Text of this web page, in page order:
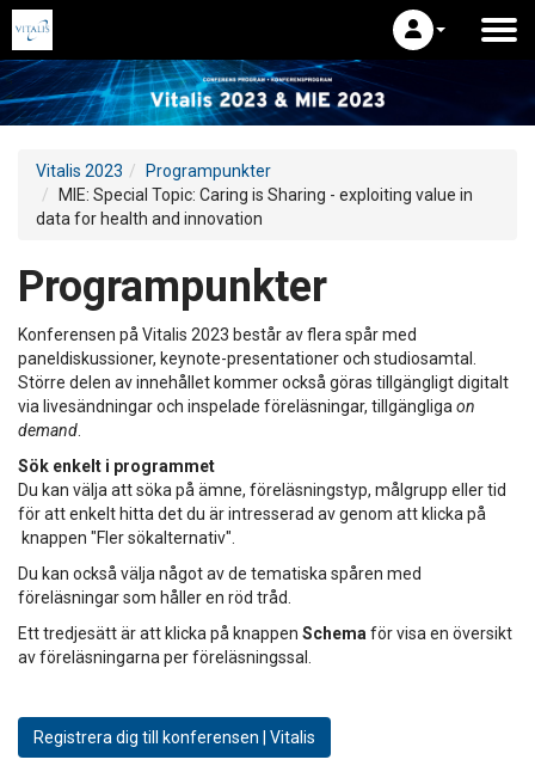
Vitalis 2023
Programpunkter
MIE: Special Topic: Caring is Sharing - exploiting value in
data for health and innovation
Programpunkter
Konferensen på Vitalis 2023 består av flera spår med
paneldiskussioner, keynote-presentationer och studiosamtal.
Större delen av innehållet kommer också göras tillgängligt digitalt
via livesändningar och inspelade föreläsningar, tillgängliga on
demand
Sök enkelt i programmet
Du kan välja att söka på ämne, föreläsningstyp, målgrupp eller tid
för att enkelt hitta det du är intresserad av genom att klicka på
knappen "Fler sökalternativ".
Du kan också välja något av de tematiska spåren med
föreläsningar som håller en röd tråd.
Ett tredjesätt är att klicka på knappen Schema för visa en översikt
av föreläsningarna per föreläsningssal.
Registrera dig till konferensen | Vitalis